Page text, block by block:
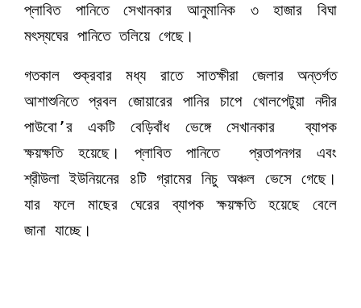
প্লাবিত পানিতে সেখানকার আনুমানিক ৩ হাজার বিঘা
মৎস্যঘের পানিতে তলিয়ে গেছে।
গতকাল শুক্রবার মধ্য রাতে সাতক্ষীরা জেলার অন্তর্গত
আশাশুনিতে প্রবল জোয়ারের পানির চাপে খোলপেটুয়া নদীর
পাউবো’র একটি বেড়িবাঁধ ভেঙ্গে সেখানকার ব্যাপক
ক্ষয়ক্ষতি হয়েছে। প্লাবিত পানিতে প্রতাপনগর এবং
শ্রীউলা ইউনিয়নের ৪টি গ্রামের নিচু অঞ্চল ভেসে গেছে।
যার ফলে মাছের ঘেরের ব্যাপক ক্ষয়ক্ষতি হয়েছে বেলে
জানা যাচ্ছে।